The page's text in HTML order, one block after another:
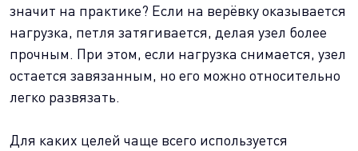
значит на практике? Если на верёвку оказывается
нагрузка, петля затягивается, делая узел более
прочным. При этом, если нагрузка снимается, узел
остается завязанным, но его можно относительно
легко развязать.
Для каких целей чаще всего используется